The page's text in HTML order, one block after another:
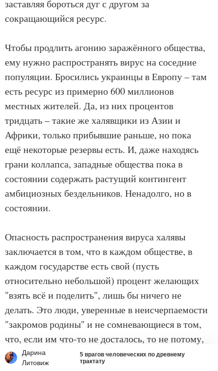
Дарина
Литовиж
5 врагов человеческих по древнему
трактату
заставляя бороться дуг с другом за
сокращающийся ресурс.
Чтобы продлить агонию заражённого общества,
ему нужно распространять вирус на соседние
популяции. Бросились украинцы в Европу – там
есть ресурс из примерно 600 миллионов
местных жителей. Да, из них процентов
тридцать – такие же халявщики из Азии и
Африки, только прибывшие раньше, но пока
ещё некоторые резервы есть. И, даже находясь
грани коллапса, западные общества пока в
состоянии содержать растущий контингент
амбициозных бездельников. Ненадолго, но в
состоянии.
Опасность распространения вируса халявы
заключается в том, что в каждом обществе, в
каждом государстве есть свой (пусть
относительно небольшой) процент желающих
"взять всё и поделить", лишь бы ничего не
делать. Это люди, уверенные в неисчерпаемости
"закромов родины" и не сомневающиеся в том,
что, если им что-то не досталось, то не потому,
что они не заработали, а потому, что кто-то
забрал себе, а им недодал. Вопрос, кто и как